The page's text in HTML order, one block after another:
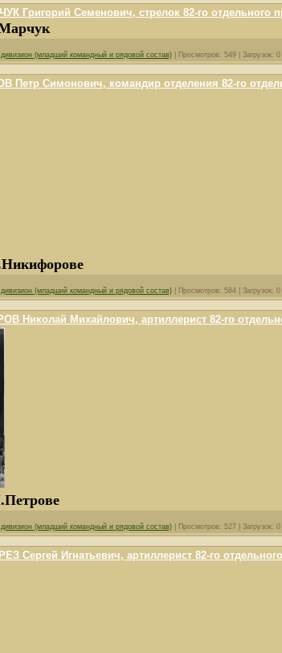
Григорий Семенович, стрелок 82-го отдельного
(младший командный и рядовой состав) Просмотров: 549 Загрузок: 0
Петр Симонович, командир отделения 82-го
(младший командный и рядовой состав) Просмотров: 584 Загрузок: 0
Николай Михайлович, артиллерист 82-го
(младший командный и рядовой состав) Просмотров: 527 Загрузок: 0
Сергей Игнатьевич, артиллерист 82-го